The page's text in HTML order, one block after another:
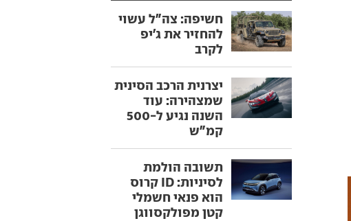
חשיפה: צה"ל עשוי
להחזיר את ג'יפ
לקרב
יצרנית הרכב הסינית
שמצהירה: עוד
השנה נגיע ל-500
קמ"ש
תשובה הולמת
לסיניות: ID קרוס
הוא פנאי חשמלי
קטן מפולקסווגן